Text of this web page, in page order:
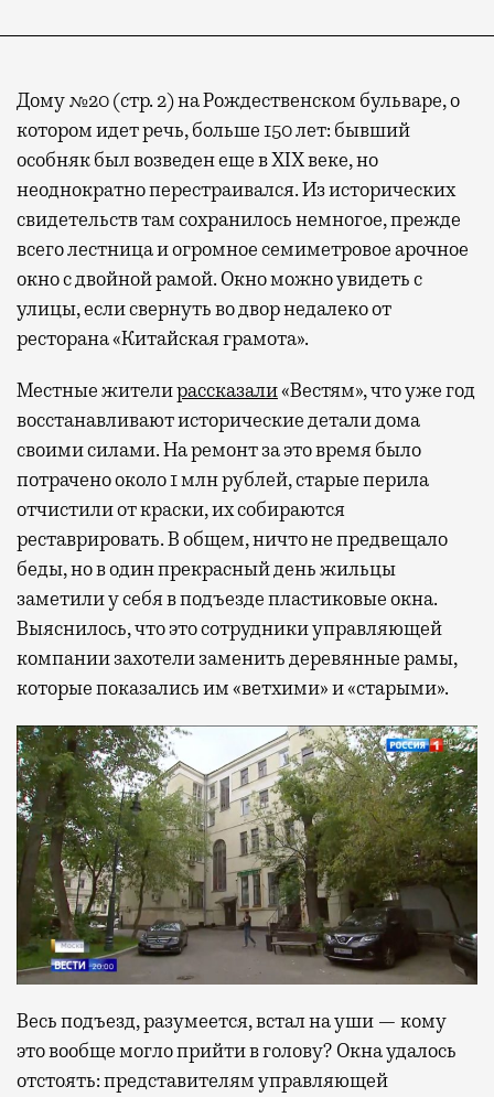
Дому №20 (стр. 2) на Рождественском бульваре, о
котором идет речь, больше 150 лет: бывший
особняк был возведен еще в XIX веке, но
неоднократно перестраивался. Из исторических
свидетельств там сохранилось немногое, прежде
всего лестница и огромное семиметровое арочное
окно с двойной рамой. Окно можно увидеть с
улицы, если свернуть во двор недалеко от
ресторана «Китайская грамота».
Местные жителирассказали«Вестям», что уже год
восстанавливают исторические детали дома
своими силами. На ремонт за это время было
потрачено около 1 млн рублей, старые перила
отчистили от краски, их собираются
реставрировать. В общем, ничто не предвещало
беды, но в один прекрасный день жильцы
заметили у себя в подъезде пластиковые окна.
Выяснилось, что это сотрудники управляющей
компании захотели заменить деревянные рамы,
которые показались им «ветхими» и «старыми».
Весь подъезд, разумеется, встал на уши — кому
это вообще могло прийти в голову? Окна удалось
отстоять: представителям управляющей